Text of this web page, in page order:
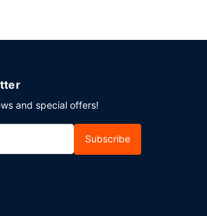
and special offers!
Subscribe